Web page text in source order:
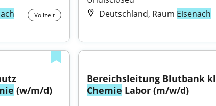
Vollzeit
Deutschland, Raum Eisenach
(w/m/d)
Chemie Labor (m/w/d)